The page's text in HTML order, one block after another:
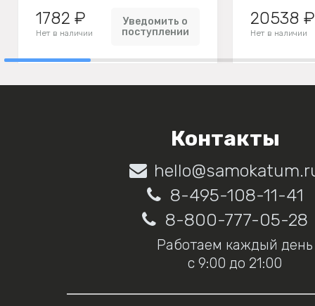
1782 ₽
Нет в наличии
Уведомить о
поступлении
20538 ₽
Нет в наличии
Контакты
8-495-108-11-41
8-800-777-05-28
Работаем каждый день
с 9:00 до 21:00